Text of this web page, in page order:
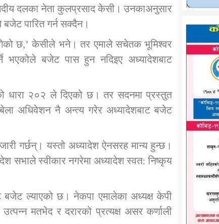
दलका नेता कुलप्रसाद केसी। उनकाअनुसार
पारित गर्न सक्दैन।
छ,’ केसीले भने। तर एमाले सचेतक भूमिश्वर
भएकोले बजेट पास हुन नदिइए अध्यादेशबाट
धारा २०२ ले दिएको छ। तर सदनमा प्रस्तुत
अधिवेशन नै अन्त्य गरेर अध्यादेशबाट बजेट
गर्छन्। यस्तो अध्यादेश ऐनसरह मान्य हुन्छ।
सभाले स्वीकार नगरेमा अध्यादेश स्वत: निष्कृय
बजेट ल्याएको छ। नेकपा एमालेका अध्यक्ष केपी
मतभेद र दरारको प्रत्यक्ष असर कर्णाली